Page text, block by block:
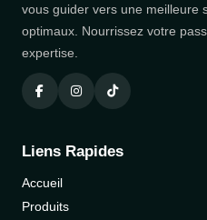
vous guider vers une meilleure
optimaux. Nourrissez votre
expertise.
Liens Rapides
Accueil
Produits